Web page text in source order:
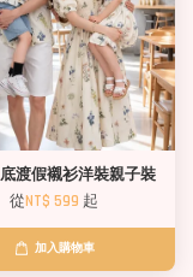
渡假襯衫洋裝親子裝
從NT$ 599 起
加入購物車